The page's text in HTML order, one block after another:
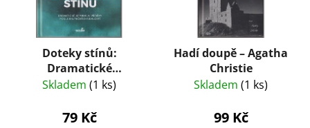
Doteky stínů:
Dramatické
kriminální příběhy
událostí – Roman
Skladem (1 ks)
79 Kč
Hadí doupě – Agatha
Christie
Skladem (1 ks)
99 Kč